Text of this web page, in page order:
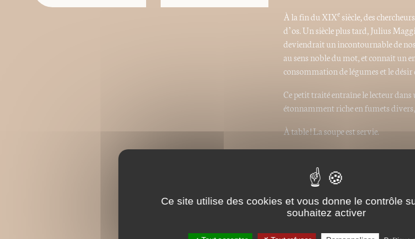
À la fin du XIXe siècle, des
d’os. Un siècle plus tard, Julius
deviendrait un incontournable de
au sens noble du mot, et connaît un
consommation de légumes et le désir
Ce petit traité entraîne le lecteur
étonnamment riche en fumets divers,
À table ! La soupe est servie.
Nos ePubs sont des
charge le format
ou Iphone (avec
Ces ePubs sont alors revus et
Ce site utilise des cookies et vous donne le contrôle
souhaitez activer